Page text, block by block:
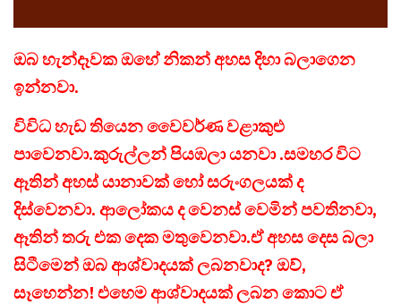
ඔබ හැන්දෑවක ඔහේ නිකන් අහස දිහා බලාගෙන
ඉන්නවා.
විවිධ හැඩ තියෙන වෛවර්ණ වළාකුළු
පාවෙනවා.කුරුල්ලන් පියඹලා යනවා .සමහර විට
ඈතින් අහස් යානාවක් හෝ සරුංගලයක් ද
දිස්වෙනවා. ආලෝකය ද වෙනස් වෙමින් පවතිනවා,
ඈතින් තරු එක දෙක මතුවෙනවා.ඒ අහස දෙස බලා
සිටීමෙන් ඔබ ආශ්වාදයක් ලබනවාද? ඔව්,
සෑහෙන්න! එහෙම ආශ්වාදයක් ලබන කොට ඒ